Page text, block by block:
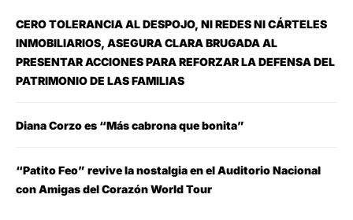
CERO TOLERANCIA AL DESPOJO, NI REDES NI CÁRTELES
INMOBILIARIOS, ASEGURA CLARA BRUGADA AL
PRESENTAR ACCIONES PARA REFORZAR LA DEFENSA DEL
PATRIMONIO DE LAS FAMILIAS
Diana Corzo es “Más cabrona que bonita”
“Patito Feo” revive la nostalgia en el Auditorio Nacional
con Amigas del Corazón World Tour